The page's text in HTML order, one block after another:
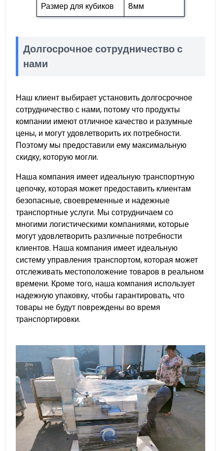
Размер для кубиков
8мм
Долгосрочное сотрудничество с
нами
Наш клиент выбирает установить долгосрочное
сотрудничество с нами, потому что продукты
компании имеют отличное качество и разумные
цены, и могут удовлетворить их потребности.
Поэтому мы предоставили ему максимальную
скидку, которую могли.
Наша компания имеет идеальную транспортную
цепочку, которая может предоставить клиентам
безопасные, своевременные и надежные
транспортные услуги. Мы сотрудничаем со
многими логистическими компаниями, которые
могут удовлетворить различные потребности
клиентов. Наша компания имеет идеальную
систему управления транспортом, которая может
отслеживать местоположение товаров в реальном
времени. Кроме того, наша компания использует
надежную упаковку, чтобы гарантировать, что
товары не будут повреждены во время
транспортировки.